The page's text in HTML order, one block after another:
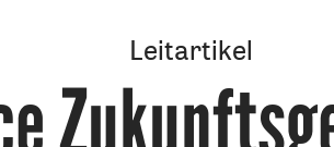
Leitartikel